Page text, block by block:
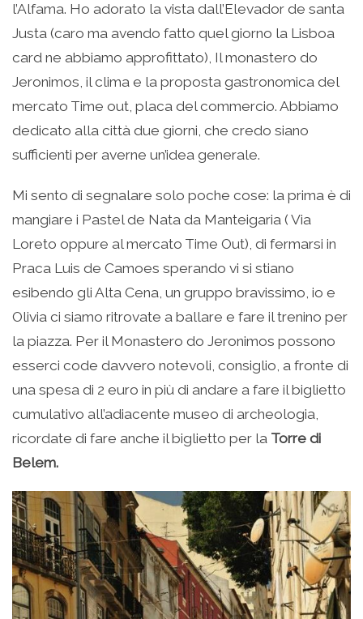
l’Alfama. Ho adorato la vista dall’Elevador de santa
Justa (caro ma avendo fatto quel giorno la Lisboa
card ne abbiamo approfittato), Il monastero do
Jeronimos, il clima e la proposta gastronomica del
mercato Time out, placa del commercio. Abbiamo
dedicato alla città due giorni, che credo siano
sufficienti per averne un’idea generale.
Mi sento di segnalare solo poche cose: la prima è di
mangiare i Pastel de Nata da Manteigaria ( Via
Loreto oppure al mercato Time Out), di fermarsi in
Praca Luis de Camoes sperando vi si stiano
esibendo gli Alta Cena, un gruppo bravissimo, io e
Olivia ci siamo ritrovate a ballare e fare il trenino per
la piazza. Per il Monastero do Jeronimos possono
esserci code davvero notevoli, consiglio, a fronte di
una spesa di 2 euro in più di andare a fare il biglietto
cumulativo all’adiacente museo di archeologia,
ricordate di fare anche il biglietto per la Torre di
Belem.